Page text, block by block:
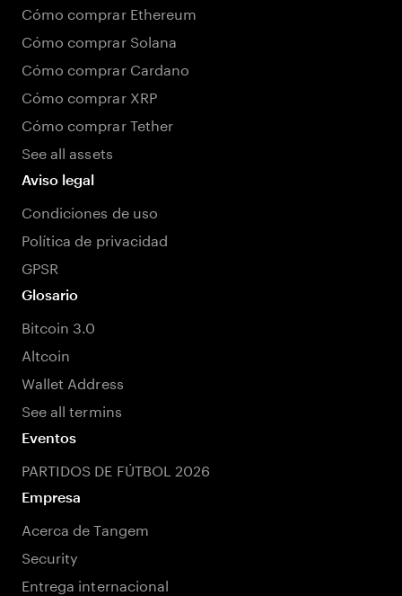
Cómo comprar Ethereum
Cómo comprar Solana
Cómo comprar Cardano
Cómo comprar XRP
Cómo comprar Tether
See all assets
Aviso legal
Condiciones de uso
Política de privacidad
GPSR
Glosario
Bitcoin 3.0
Altcoin
Wallet Address
See all termins
Eventos
PARTIDOS DE FÚTBOL 2026
Empresa
Acerca de Tangem
Security
Entrega internacional